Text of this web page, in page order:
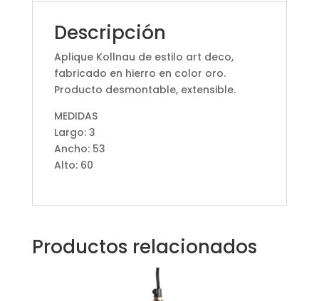
Descripción
Aplique Kollnau de estilo art deco,
fabricado en hierro en color oro.
Producto desmontable, extensible.
MEDIDAS
Largo: 3
Ancho: 53
Alto: 60
Productos relacionados